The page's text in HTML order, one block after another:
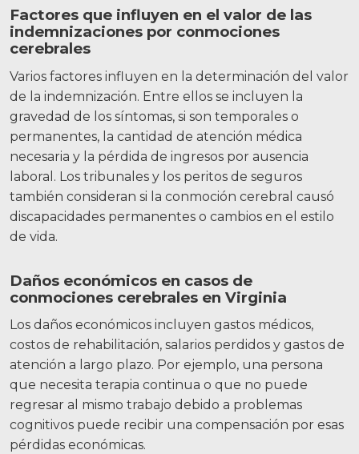
Factores que influyen en el valor de las
indemnizaciones por conmociones
cerebrales
Varios factores influyen en la determinación del valor
de la indemnización. Entre ellos se incluyen la
gravedad de los síntomas, si son temporales o
permanentes, la cantidad de atención médica
necesaria y la pérdida de ingresos por ausencia
laboral. Los tribunales y los peritos de seguros
también consideran si la conmoción cerebral causó
discapacidades permanentes o cambios en el estilo
de vida.
Daños económicos en casos de
conmociones cerebrales en Virginia
Los daños económicos incluyen gastos médicos,
costos de rehabilitación, salarios perdidos y gastos de
atención a largo plazo. Por ejemplo, una persona
que necesita terapia continua o que no puede
regresar al mismo trabajo debido a problemas
cognitivos puede recibir una compensación por esas
pérdidas económicas.